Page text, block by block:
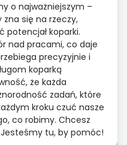
o najważniejszym –
się na rzeczy,
potencjał koparki.
nad pracami, co daje
precyzyjnie i
koparką
że każda
zadań, które
kroku czuć nasze
co robimy. Chcesz
tu, by pomóc!